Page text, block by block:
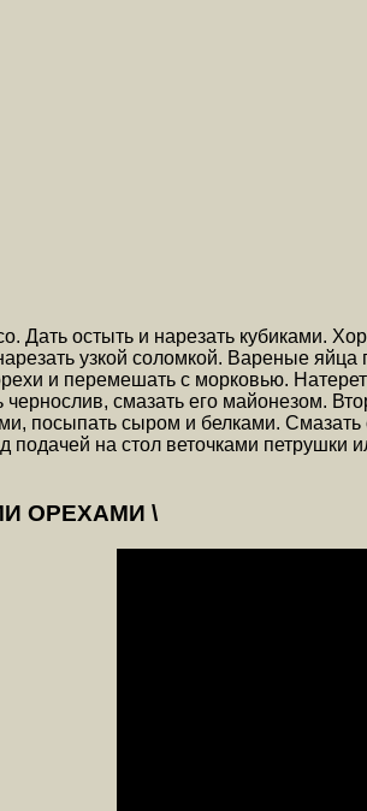
Дать остыть и нарезать кубиками.
узкой соломкой. Вареные яйца
и перемешать с морковью.
смазать его майонезом.
посыпать сыром и белками.
подачей на стол веточками
ОРЕХАМИ \